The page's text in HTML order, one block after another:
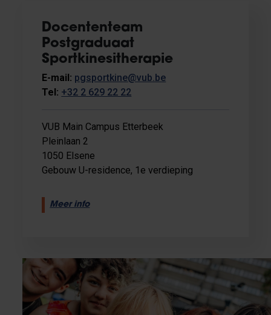
Docententeam
Postgraduaat
Sportkinesitherapie
E-mail: pgsportkine@vub.be
Tel: +32 2 629 22 22
VUB Main Campus Etterbeek
Pleinlaan 2
1050 Elsene
Gebouw U-residence, 1e verdieping
Meer info